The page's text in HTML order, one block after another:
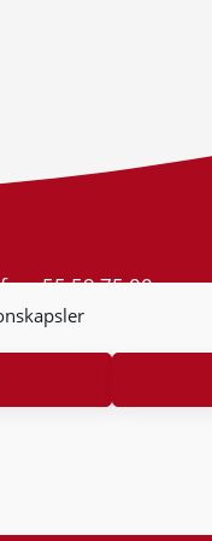
55 59 75 00
post@kt.no
>>